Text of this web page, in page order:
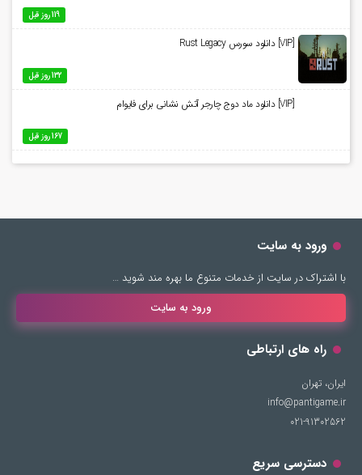
119 روز قبل
[VIP] دانلود سورس Rust Legacy
132 روز قبل
[VIP] دانلود ماد دوج چارجر آتش نشانی برای فایوام
167 روز قبل
ورود به سایت
با اشتراک در سایت از خدمات متنوع ما بهره مند شوید …
ورود به سایت
راه های ارتباطی
ایران، تهران
info@pantigame.ir
021-91302562
دسترسی سریع